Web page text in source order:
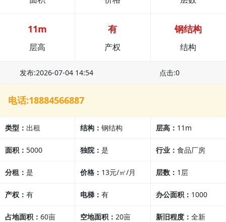
11m
层高
有
产权
钢结构
结构
发布:2026-07-04 14:54 点击:0
电话:18884566887
类型： 出租 结构：钢结构 层高： 11m
面积： 5000 独院：是 行业： 食品厂房
分租： 是 价格： 13元/㎡/月 层数： 1层
产权： 有 电梯：有 办公面积： 1000
占地面积： 60亩 空地面积：20亩 新旧程度： 全新